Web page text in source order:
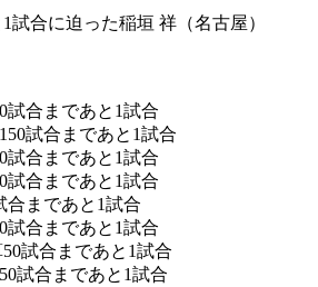
試合に迫った稲垣 祥（名古屋）
試合まであと1試合
試合まであと1試合
試合まであと1試合
試合まであと1試合
合まであと1試合
試合まであと1試合
50試合まであと1試合
試合まであと1試合